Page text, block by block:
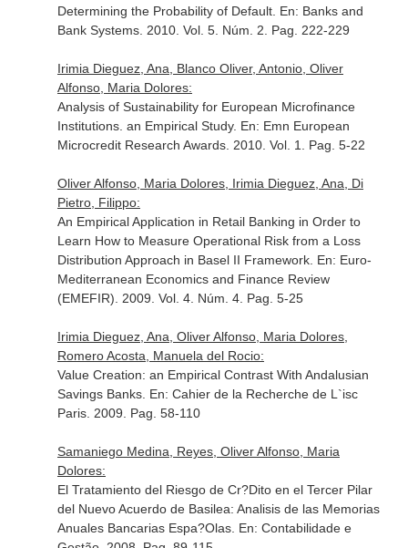
Determining the Probability of Default. En: Banks and
Bank Systems. 2010. Vol. 5. Núm. 2. Pag. 222-229
Irimia Dieguez, Ana, Blanco Oliver, Antonio, Oliver
Alfonso, Maria Dolores:
Analysis of Sustainability for European Microfinance
Institutions. an Empirical Study. En: Emn European
Microcredit Research Awards. 2010. Vol. 1. Pag. 5-22
Oliver Alfonso, Maria Dolores, Irimia Dieguez, Ana, Di
Pietro, Filippo:
An Empirical Application in Retail Banking in Order to
Learn How to Measure Operational Risk from a Loss
Distribution Approach in Basel II Framework. En: Euro-
Mediterranean Economics and Finance Review
(EMEFIR) . 2009. Vol. 4. Núm. 4. Pag. 5-25
Irimia Dieguez, Ana, Oliver Alfonso, Maria Dolores,
Romero Acosta, Manuela del Rocio:
Value Creation: an Empirical Contrast With Andalusian
Savings Banks. En: Cahier de la Recherche de L`isc
Paris. 2009. Pag. 58-110
Samaniego Medina, Reyes, Oliver Alfonso, Maria
Dolores:
El Tratamiento del Riesgo de Cr?Dito en el Tercer Pilar
del Nuevo Acuerdo de Basilea: Analisis de las Memorias
Anuales Bancarias Espa?Olas. En: Contabilidade e